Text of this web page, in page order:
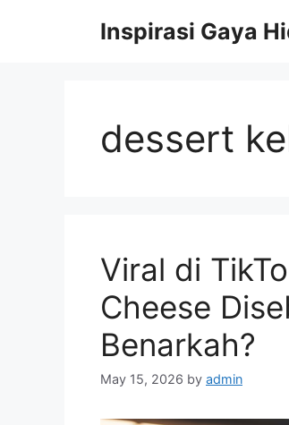
Inspirasi Gaya
dessert
Viral di
Cheese
Benarkah?
May 15, 2026 by admin